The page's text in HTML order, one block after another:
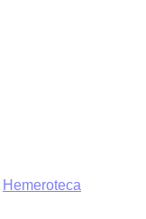
Hemeroteca